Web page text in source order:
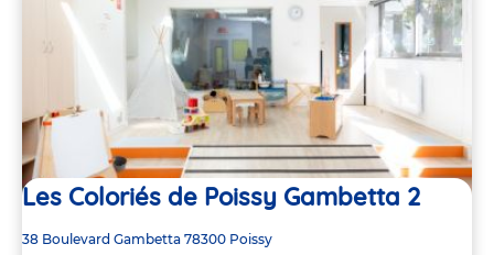
Les Coloriés de Poissy Gambetta 2
Adresse
38 Boulevard Gambetta 78300 Poissy